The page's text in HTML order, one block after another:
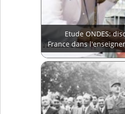
Etude ONDES:
France dans